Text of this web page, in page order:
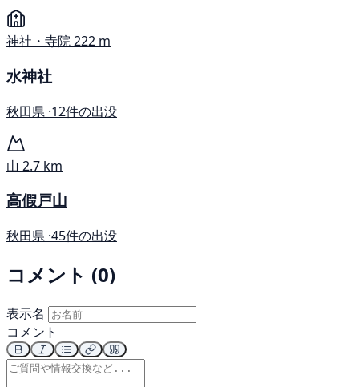
神社・寺院222 m
水神社
秋田県 ·12件の出没
山 2.7 km
高假戸山
秋田県 ·45件の出没
コメント (0)
表示名
コメント